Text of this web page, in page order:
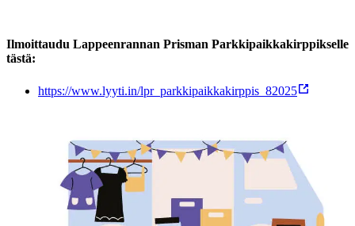
Ilmoittaudu Lappeenrannan Prisman Parkkipaikkakirppikselle
tästä:
https://www.lyyti.in/lpr_parkkipaikkakirppis_82025